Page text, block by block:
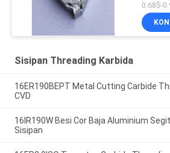
0.68$-
Sisipan Threading Karbida
16ER190BEPT Metal Cutting Carbide
CVD
16IR190W Besi Cor Baja Aluminium
Sisipan